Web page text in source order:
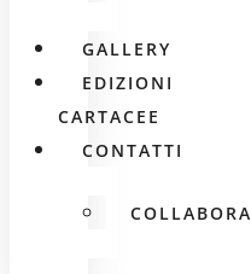
GALLERY
EDIZIONI
CARTACEE
CONTATTI
COLLABORA